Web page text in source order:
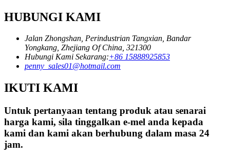
HUBUNGI KAMI
Jalan Zhongshan, Perindustrian Tangxian, Bandar
Yongkang, Zhejiang Of China, 321300
Hubungi Kami Sekarang:+86 15888925853
penny_sales01@hotmail.com
IKUTI KAMI
Untuk pertanyaan tentang produk atau senarai
harga kami, sila tinggalkan e-mel anda kepada
kami dan kami akan berhubung dalam masa 24
jam.